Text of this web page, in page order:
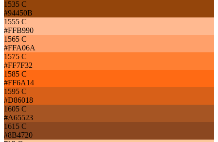
1535 C
#94450B
1555 C
#FFB990
1565 C
#FFA06A
1575 C
#FF7F32
1585 C
#FF6A14
1595 C
#D86018
1605 C
#A65523
1615 C
#8B4720